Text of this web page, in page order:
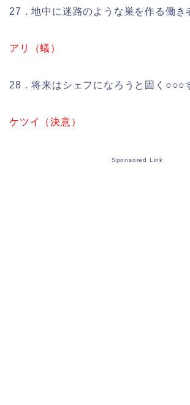
27．地中に迷路のような巣を作る働き
アリ（蟻）
28．将来はシェフになろうと固く○○○
ケツイ（決意）
Sponsored Link